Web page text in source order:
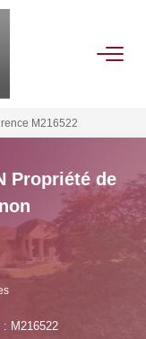
M216522
Propriété de
: M216522